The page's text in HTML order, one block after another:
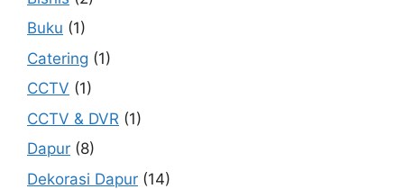
Buku (1)
Catering (1)
CCTV (1)
CCTV & DVR (1)
Dapur (8)
Dekorasi Dapur (14)